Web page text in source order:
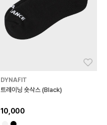
DYNAFIT
트레이닝 숏삭스 (Black)
10,000